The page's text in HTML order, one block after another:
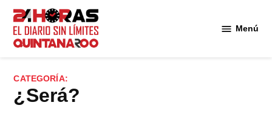
Saltar
contenido
Menú
CATEGORÍA:
¿Será?